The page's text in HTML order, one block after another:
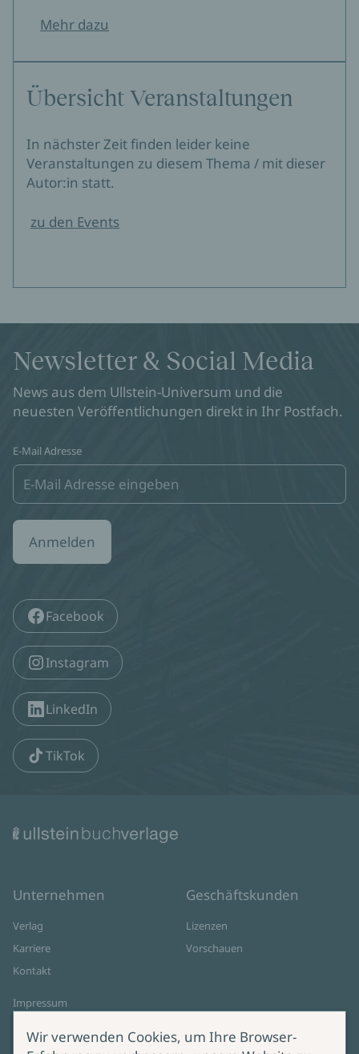
Mehr dazu
Übersicht Veranstaltungen
In nächster Zeit finden leider keine
Veranstaltungen zu diesem Thema / mit dieser
Autor:in statt.
zu den Events
Newsletter & Social Media
News aus dem Ullstein-Universum und die
neuesten Veröffentlichungen direkt in Ihr Postfach.
E-Mail Adresse
Anmelden
Facebook
Instagram
LinkedIn
TikTok
Unternehmen
Verlag
Karriere
Kontakt
Impressum
Cookie-Einstellungen
Geschäftskunden
Lizenzen
Vorschauen
Wir verwenden Cookies, um Ihre Browser-